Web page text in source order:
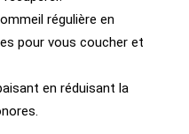
régulière en
pour vous coucher et
en réduisant la